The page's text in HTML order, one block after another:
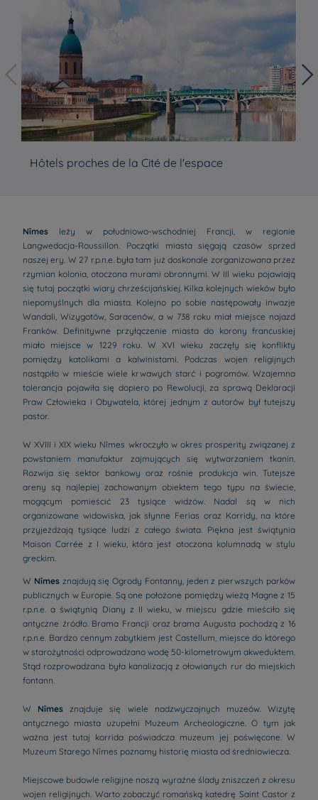
Hôtels proches de la Cité de l'espace
Nîmes leży w południowo-wschodniej Francji, w regionie
Langwedocja-Roussillon. Początki miasta sięgają czasów sprzed
naszej ery. W 27 r.p.n.e. była tam już doskonale zorganizowana przez
rzymian kolonia, otoczona murami obronnymi. W III wieku pojawiają
się tutaj początki wiary chrześcijańskiej. Kilka kolejnych wieków było
niepomyślnych dla miasta. Kolejno po sobie następowały inwazje
Wandali, Wizygotów, Saracenów, a w 738 roku miał miejsce najazd
Franków. Definitywne przyłączenie miasta do korony francuskiej
miało miejsce w 1229 roku. W XVI wieku zaczęły się konflikty
pomiędzy katolikami a kalwinistami. Podczas wojen religijnych
nastąpiło w mieście wiele krwawych starć i pogromów. Wzajemna
tolerancja pojawiła się dopiero po Rewolucji, za sprawą Deklaracji
Praw Człowieka i Obywatela, której jednym z autorów był tutejszy
pastor.
W XVIII i XIX wieku Nîmes wkroczyło w okres prosperity związanej z
powstaniem manufaktur zajmujących się wytwarzaniem tkanin.
Rozwija się sektor bankowy oraz rośnie produkcja win. Tutejsze
areny są najlepiej zachowanym obiektem tego typu na świecie,
mogącym pomieścić 23 tysiące widzów. Nadal są w nich
organizowane widowiska, jak słynne Ferias oraz Korridy, na które
przyjeżdżają tysiące ludzi z całego świata. Piękna jest świątynia
Maison Carrée z I wieku, która jest otoczona kolumnadą w stylu
greckim.
W Nîmesznajdują się Ogrody Fontanny, jeden z pierwszych parków
publicznych w Europie. Są one położone pomiędzy wieżą Magne z 15
r.p.n.e. a świątynią Diany z II wieku, w miejscu gdzie mieściło się
antyczne źródło. Brama Francji oraz brama Augusta pochodzą z 16
r.p.n.e. Bardzo cennym zabytkiem jest Castellum, miejsce do którego
w starożytności odprowadzano wodę 50-kilometrowym akweduktem.
Stąd rozprowadzana była kanalizacją z ołowianych rur do miejskich
fontann.
W Nîmes znajduje się wiele nadzwyczajnych muzeów. Wizytę
antycznego miasta uzupełni Muzeum Archeologiczne. O tym jak
ważna jest tutaj korrida poświadcza muzeum jej poświęcone. W
Muzeum Starego Nîmes poznamy historię miasta od średniowiecza.
Miejscowe budowle religijne noszą wyraźne ślady zniszczeń z okresu
wojen religijnych. Warto zobaczyć romańską katedrę Saint Castor z